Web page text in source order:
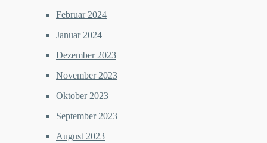
Februar 2024
Januar 2024
Dezember 2023
November 2023
Oktober 2023
September 2023
August 2023